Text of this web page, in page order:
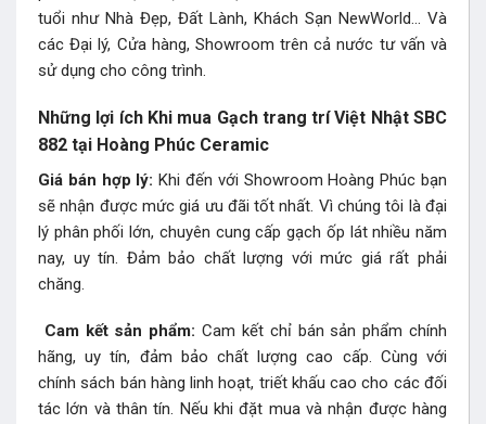
tuổi như Nhà Đẹp, Đất Lành, Khách Sạn NewWorld… Và
các Đại lý, Cửa hàng, Showroom trên cả nước tư vấn và
sử dụng cho công trình.
Những lợi ích Khi mua Gạch trang trí Việt Nhật SBC
882 tại Hoàng Phúc Ceramic
Giá bán hợp lý:Khi đến với Showroom Hoàng Phúc bạn
sẽ nhận được mức giá ưu đãi tốt nhất. Vì chúng tôi là đại
lý phân phối lớn, chuyên cung cấp gạch ốp lát nhiều năm
nay, uy tín. Đảm bảo chất lượng với mức giá rất phải
chăng.
Cam kết sản phẩm: Cam kết chỉ bán sản phẩm chính
hãng, uy tín, đảm bảo chất lượng cao cấp. Cùng với
chính sách bán hàng linh hoạt, triết khấu cao cho các đối
tác lớn và thân tín. Nếu khi đặt mua và nhận được hàng